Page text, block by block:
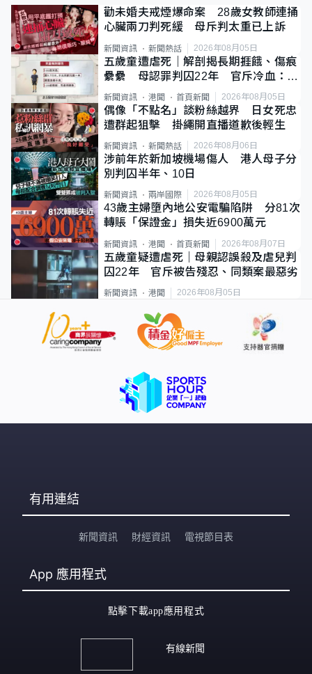
勸未婚夫戒煙爆命案 28歲女教師連捅
心臟兩刀判死緩 母斥判太重已上訴
新聞資訊 新聞熱話 2026年08月05日
五歲童遭虐死｜解剖揭長期捱餓、傷痕
纍纍 母認罪判囚22年 官斥冷血：同
類案最惡劣
新聞資訊 港聞 首頁新聞 2026年08月05日
偶像「不點名」談粉絲越界 日女死忠
遭群起狙擊 掛繩開直播道歉後輕生
新聞資訊 新聞熱話 2026年08月06日
涉前年於新加坡機場傷人 港人母子分
別判囚半年、10日
新聞資訊 兩岸國際 2026年08月05日
43歲主婦墮內地公安電騙陷阱 分81次
轉賬「保證金」損失近6900萬元
新聞資訊 港聞 首頁新聞 2026年08月07日
五歲童疑遭虐死｜母親認誤殺及虐兒判
囚22年 官斥被告殘忍、同類案最惡劣
新聞資訊 港聞 2026年08月05日
有用連結
新聞資訊 財經資訊 電視節目表
App 應用程式
點擊下載app應用程式
有線新聞